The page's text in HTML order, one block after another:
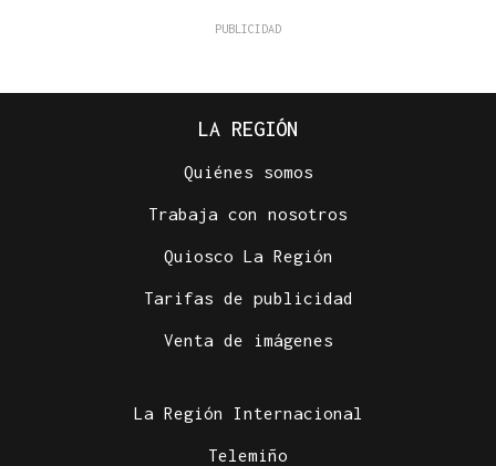
LA REGIÓN
Quiénes somos
Trabaja con nosotros
Quiosco La Región
Tarifas de publicidad
Venta de imágenes
La Región Internacional
Telemiño